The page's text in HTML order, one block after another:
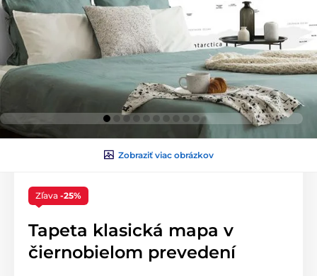
Zobraziť viac obrázkov
Zľava -25%
Tapeta klasická mapa v
čiernobielom prevedení